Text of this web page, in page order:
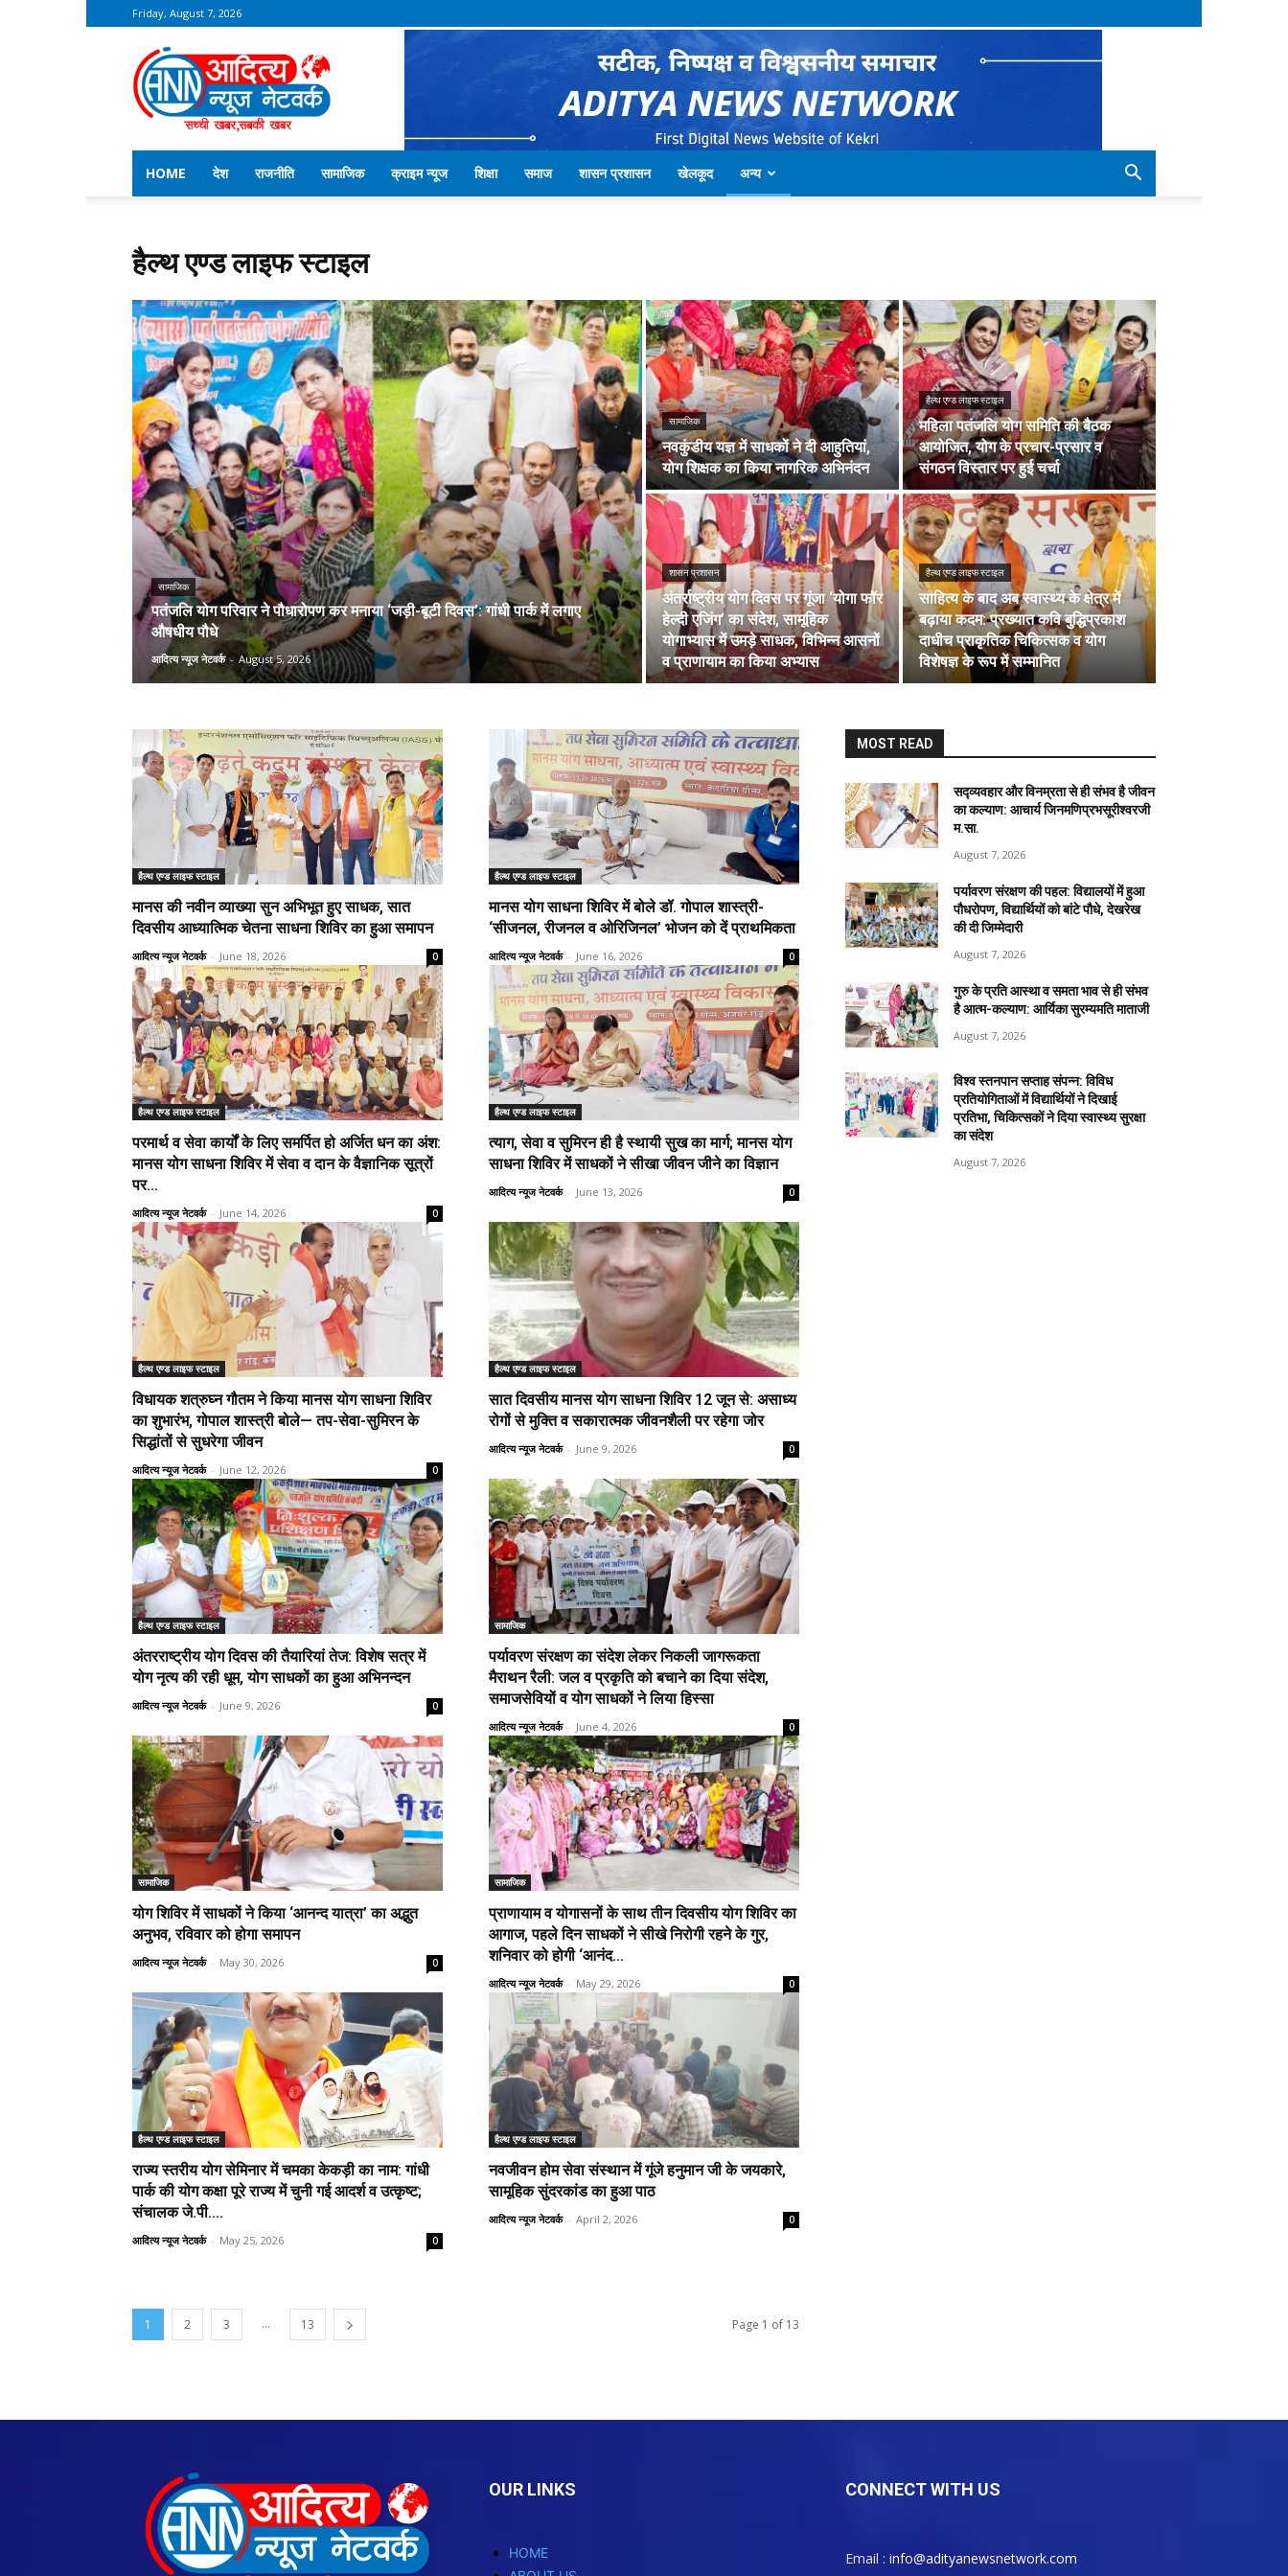
Friday, August 7, 2026
Aditya
News
Network
–
Kekri
News
HOME
देश राजनीति सामाजिक क्राइम न्यूज शिक्षा समाज शासन प्रशासन खेलकूद अन्य
हैल्थ एण्ड लाइफ स्टाइल
सामाजिक
पतंजलि योग परिवार ने पौधारोपण कर मनाया ‘जड़ी-बूटी दिवस’: गांधी पार्क में लगाए
औषधीय पौधे
आदित्य न्यूज नेटवर्क - August 5, 2026
सामाजिक
नवकुंडीय यज्ञ में साधकों ने दी आहुतियां,
योग शिक्षक का किया नागरिक अभिनंदन
हैल्थ एण्ड लाइफ स्टाइल
महिला पतंजलि योग समिति की बैठक
आयोजित, योग के प्रचार-प्रसार व
संगठन विस्तार पर हुई चर्चा
शासन प्रशासन
अंतर्राष्ट्रीय योग दिवस पर गूंजा ‘योगा फॉर
हेल्दी एजिंग’ का संदेश, सामूहिक
योगाभ्यास में उमड़े साधक, विभिन्न आसनों
व प्राणायाम का किया अभ्यास
हैल्थ एण्ड लाइफ स्टाइल
साहित्य के बाद अब स्वास्थ्य के क्षेत्र में
बढ़ाया कदम: प्रख्यात कवि बुद्धिप्रकाश
दाधीच प्राकृतिक चिकित्सक व योग
विशेषज्ञ के रूप में सम्मानित
हैल्थ एण्ड लाइफ स्टाइल
मानस की नवीन व्याख्या सुन अभिभूत हुए साधक, सात
दिवसीय आध्यात्मिक चेतना साधना शिविर का हुआ समापन
आदित्य न्यूज नेटवर्क - June 18, 2026 0
हैल्थ एण्ड लाइफ स्टाइल
मानस योग साधना शिविर में बोले डॉ. गोपाल शास्त्री-
‘सीजनल, रीजनल व ओरिजिनल’ भोजन को दें प्राथमिकता
आदित्य न्यूज नेटवर्क - June 16, 2026 0
हैल्थ एण्ड लाइफ स्टाइल
परमार्थ व सेवा कार्यों के लिए समर्पित हो अर्जित धन का अंश:
मानस योग साधना शिविर में सेवा व दान के वैज्ञानिक सूत्रों
पर...
आदित्य न्यूज नेटवर्क - June 14, 2026 0
हैल्थ एण्ड लाइफ स्टाइल
त्याग, सेवा व सुमिरन ही है स्थायी सुख का मार्ग; मानस योग
साधना शिविर में साधकों ने सीखा जीवन जीने का विज्ञान
आदित्य न्यूज नेटवर्क - June 13, 2026 0
हैल्थ एण्ड लाइफ स्टाइल
विधायक शत्रुघ्न गौतम ने किया मानस योग साधना शिविर
का शुभारंभ, गोपाल शास्त्री बोले— तप-सेवा-सुमिरन के
सिद्धांतों से सुधरेगा जीवन
आदित्य न्यूज नेटवर्क - June 12, 2026 0
हैल्थ एण्ड लाइफ स्टाइल
सात दिवसीय मानस योग साधना शिविर 12 जून से: असाध्य
रोगों से मुक्ति व सकारात्मक जीवनशैली पर रहेगा जोर
आदित्य न्यूज नेटवर्क - June 9, 2026 0
हैल्थ एण्ड लाइफ स्टाइल
अंतरराष्ट्रीय योग दिवस की तैयारियां तेज: विशेष सत्र में
योग नृत्य की रही धूम, योग साधकों का हुआ अभिनन्दन
आदित्य न्यूज नेटवर्क - June 9, 2026 0
सामाजिक
पर्यावरण संरक्षण का संदेश लेकर निकली जागरूकता
मैराथन रैली: जल व प्रकृति को बचाने का दिया संदेश,
समाजसेवियों व योग साधकों ने लिया हिस्सा
आदित्य न्यूज नेटवर्क - June 4, 2026 0
सामाजिक
योग शिविर में साधकों ने किया ‘आनन्द यात्रा’ का अद्भुत
अनुभव, रविवार को होगा समापन
आदित्य न्यूज नेटवर्क - May 30, 2026 0
सामाजिक
प्राणायाम व योगासनों के साथ तीन दिवसीय योग शिविर का
आगाज, पहले दिन साधकों ने सीखे निरोगी रहने के गुर,
शनिवार को होगी ‘आनंद...
आदित्य न्यूज नेटवर्क - May 29, 2026 0
हैल्थ एण्ड लाइफ स्टाइल
राज्य स्तरीय योग सेमिनार में चमका केकड़ी का नाम: गांधी
पार्क की योग कक्षा पूरे राज्य में चुनी गई आदर्श व उत्कृष्ट;
संचालक जे.पी....
आदित्य न्यूज नेटवर्क - May 25, 2026 0
हैल्थ एण्ड लाइफ स्टाइल
नवजीवन होम सेवा संस्थान में गूंजे हनुमान जी के जयकारे,
सामूहिक सुंदरकांड का हुआ पाठ
आदित्य न्यूज नेटवर्क - April 2, 2026 0
1 2 3 ... 13 Page 1 of 13
MOST READ
सद्व्यवहार और विनम्रता से ही संभव है जीवन
का कल्याण: आचार्य जिनमणिप्रभसूरीश्वरजी
म.सा.
August 7, 2026
पर्यावरण संरक्षण की पहल: विद्यालयों में हुआ
पौधरोपण, विद्यार्थियों को बांटे पौधे, देखरेख
की दी जिम्मेदारी
August 7, 2026
गुरु के प्रति आस्था व समता भाव से ही संभव
है आत्म-कल्याण: आर्यिका सुरम्यमति माताजी
August 7, 2026
विश्व स्तनपान सप्ताह संपन्न: विविध
प्रतियोगिताओं में विद्यार्थियों ने दिखाई
प्रतिभा, चिकित्सकों ने दिया स्वास्थ्य सुरक्षा
का संदेश
August 7, 2026
OUR LINKS
HOME
CONNECT WITH US
Email : info@adityanewsnetwork.com